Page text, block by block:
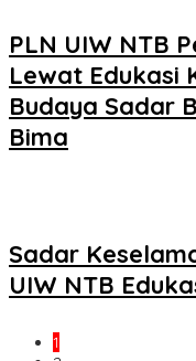
PLN UIW NTB
Lewat Edukasi
Budaya Sadar
Bima
Sadar
UIW NTB
1